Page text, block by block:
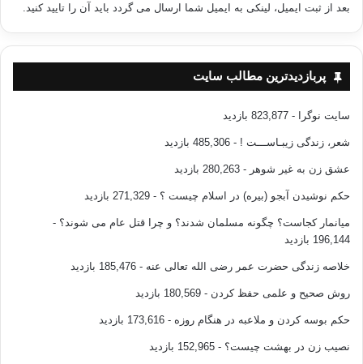
بعد از ثبت ایمیل، لینکی به ایمیل شما ارسال می گردد باید آن را تایید کنید.
پربازدیدترین مطالب سایت
سایت نوگرا - 823,877 بازدید
شعر، زندگی زیبـاســـت ! - 485,306 بازدید
عشق زن به غیر شوهر - 280,263 بازدید
حکم نوشیدن آبجو (بیره) در اسلام چیست ؟ - 271,329 بازدید
میانمار کجاست؟ چگونه مسلمان شدند؟ و چرا قتل عام می شوند؟ -
196,144 بازدید
خلاصه زندگی حضرت عمر رضی الله تعالی عنه - 185,476 بازدید
روش صحیح و علمی حفظ کردن - 180,569 بازدید
حکم بوسه کردن و ملاعبه در هنگام روزه - 173,616 بازدید
نصیب زن در بهشت چیست؟ - 152,965 بازدید